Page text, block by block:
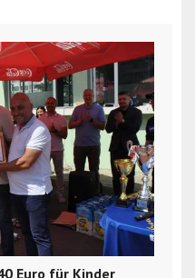
Euro für Kinder